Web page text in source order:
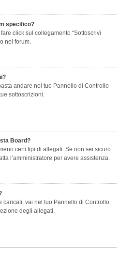
specifico?
click sul collegamento “Sottoscrivi
nel forum.
andare nel tuo Pannello di Controllo
sottoscrizioni.
Board?
certi tipi di allegati. Se non sei sicuro
l’amministratore per avere assistenza.
caricati, vai nel tuo Pannello di Controllo
degli allegati.